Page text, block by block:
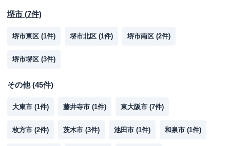
堺市 (7件)
堺市東区 (1件) 堺市北区 (1件) 堺市南区 (2件)
堺市堺区 (3件)
その他(45件)
大東市 (1件) 藤井寺市 (1件) 東大阪市 (7件)
枚方市 (2件) 茨木市 (3件) 池田市 (1件) 和泉市 (1件)